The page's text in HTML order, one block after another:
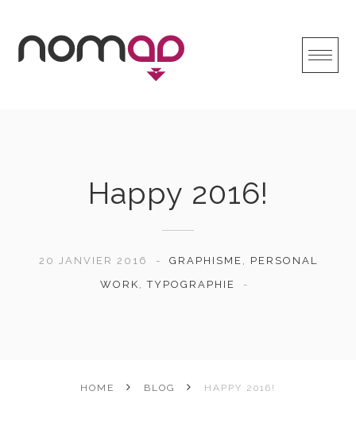
content
Happy 2016!
20 JANVIER 2016 GRAPHISME , PERSONAL
WORK ,TYPOGRAPHIE
HOME BLOG HAPPY 2016!